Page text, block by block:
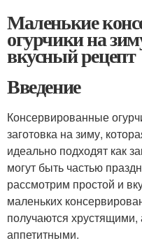
Маленькие
огурчики на
вкусный рецепт
Введение
Консервированные
заготовка на зиму,
идеально подходят как
могут быть частью
рассмотрим простой и
маленьких
получаются
аппетитными.